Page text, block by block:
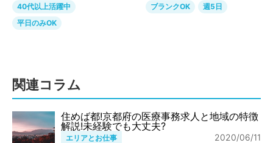
40代以上活躍中
平日のみOK
ブランクOK
週5日
関連コラム
住めば都!京都府の医療事務求人と地域の特徴
解説!未経験でも大丈夫?
エリアとお仕事 2020/06/11